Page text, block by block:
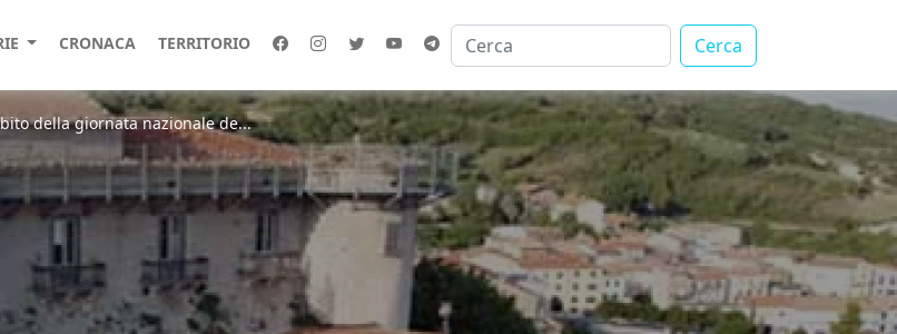
CRONACA TERRITORIO Cerca
della giornata nazionale de...